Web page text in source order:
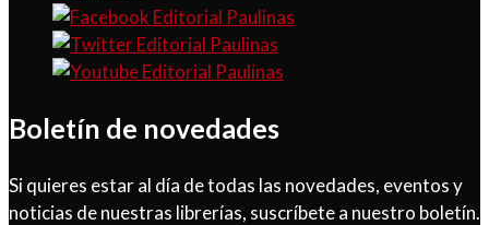
Boletín de novedades
Si quieres estar al día de todas las novedades, eventos y
noticias de nuestras librerías, suscríbete a nuestro boletín.